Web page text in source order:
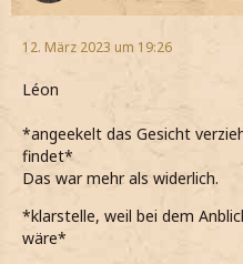
12. März 2023 um 19:26
Léon
*angeekelt das Gesicht
findet*
Das war mehr als widerlich.
*klarstelle, weil bei dem
wäre*